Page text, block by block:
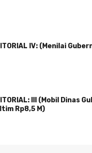
IV: (Menilai
III (Mobil Dinas
Rp8,5 M)